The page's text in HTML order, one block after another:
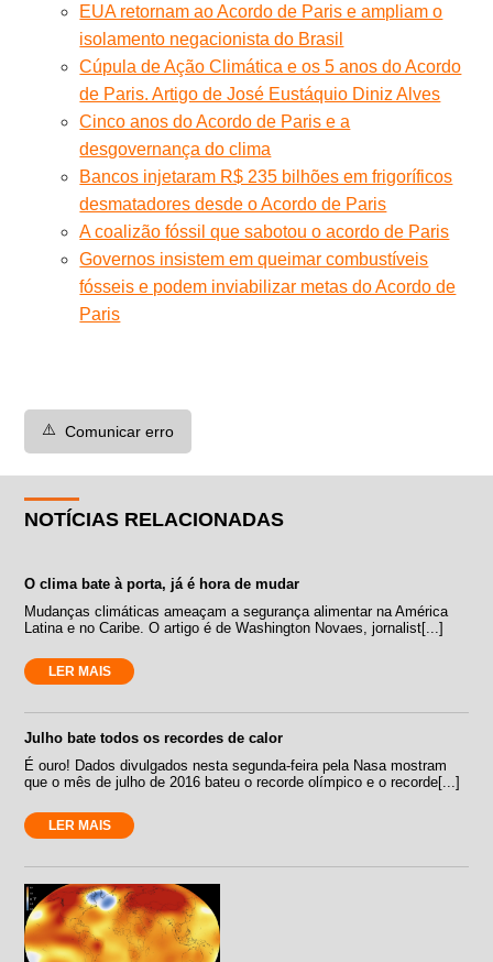
EUA retornam ao Acordo de Paris e ampliam o
isolamento negacionista do Brasil
Cúpula de Ação Climática e os 5 anos do Acordo
de Paris. Artigo de José Eustáquio Diniz Alves
Cinco anos do Acordo de Paris e a
desgovernança do clima
Bancos injetaram R$ 235 bilhões em frigoríficos
desmatadores desde o Acordo de Paris
A coalizão fóssil que sabotou o acordo de Paris
Governos insistem em queimar combustíveis
fósseis e podem inviabilizar metas do Acordo de
Paris
⚠️ Comunicar erro
NOTÍCIAS RELACIONADAS
O clima bate à porta, já é hora de mudar
Mudanças climáticas ameaçam a segurança alimentar na América
Latina e no Caribe. O artigo é de Washington Novaes, jornalist[...]
LER MAIS
Julho bate todos os recordes de calor
É ouro! Dados divulgados nesta segunda-feira pela Nasa mostram
que o mês de julho de 2016 bateu o recorde olímpico e o recorde[...]
LER MAIS